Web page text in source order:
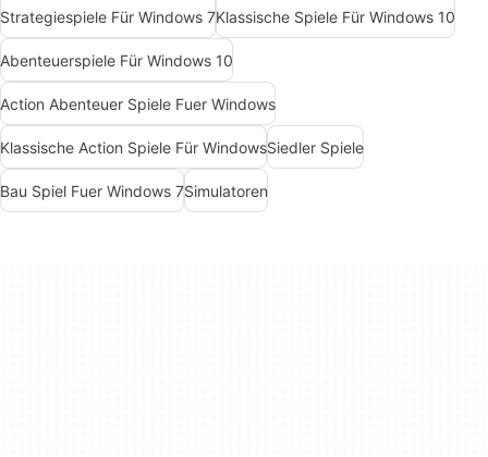
Strategiespiele Für Windows 7Klassische Spiele Für Windows 10
Abenteuerspiele Für Windows 10
Action Abenteuer Spiele Fuer Windows
Klassische Action Spiele Für WindowsSiedler Spiele
Bau Spiel Fuer Windows 7Simulatoren